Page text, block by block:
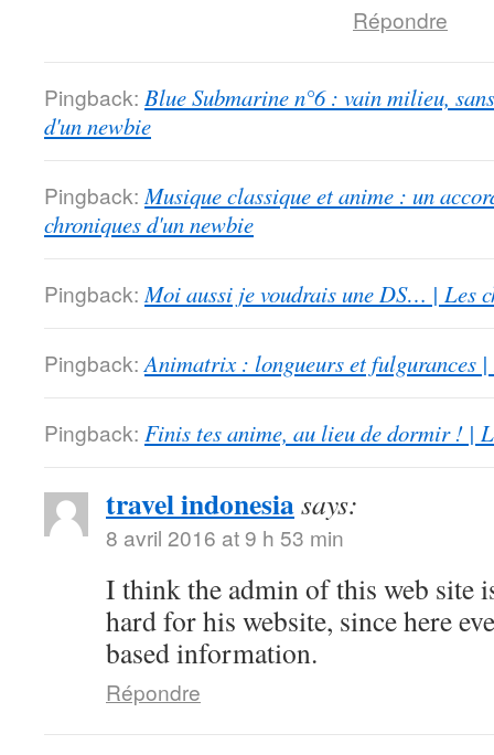
Répondre
Pingback: Blue Submarine n°6 : vain milieu,
d'un newbie
Pingback: Musique classique et anime : un
chroniques d'un newbie
Pingback: Moi aussi je voudrais une DS… | Les
Pingback: Animatrix : longueurs et fulgurances |
Pingback: Finis tes anime, au lieu de dormir ! |
travel indonesiasays:
8 avril 2016 at 9 h 53 min
I think the admin of this web site
hard for his website, since here
based information.
Répondre